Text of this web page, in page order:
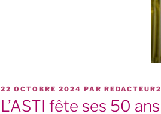
PUBLIÉ
LE
22 OCTOBRE 2024 PAR REDACTEUR2
L’ASTI fête ses 50 ans